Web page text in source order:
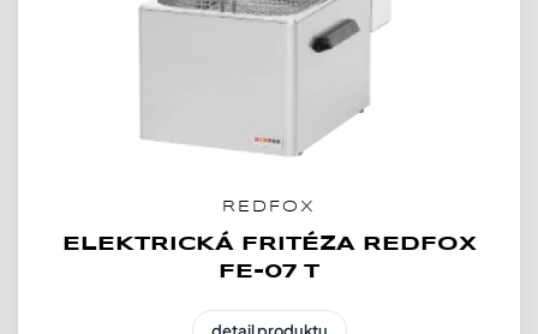
REDFOX
ELEKTRICKÁ FRITÉZA REDFOX
FE-07 T
detail produktu